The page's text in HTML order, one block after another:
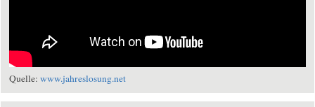
Quelle: www.jahreslosung.net